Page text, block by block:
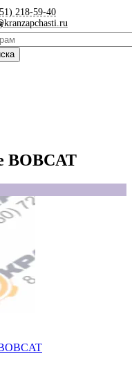
218-59-40
BOBCAT